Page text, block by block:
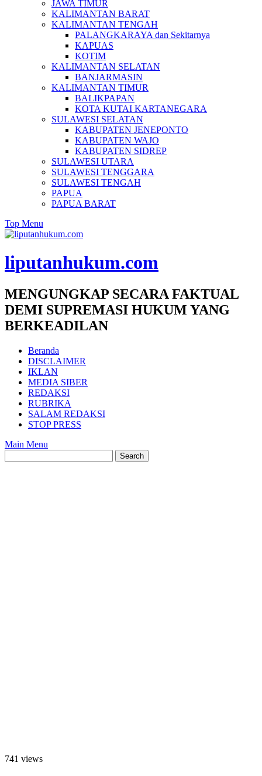
JAWA TIMUR
KALIMANTAN BARAT
KALIMANTAN TENGAH
PALANGKARAYA dan Sekitarnya
KAPUAS
KOTIM
KALIMANTAN SELATAN
BANJARMASIN
KALIMANTAN TIMUR
BALIKPAPAN
KOTA KUTAI KARTANEGARA
SULAWESI SELATAN
KABUPATEN JENEPONTO
KABUPATEN WAJO
KABUPATEN SIDREP
SULAWESI UTARA
SULAWESI TENGGARA
SULAWESI TENGAH
PAPUA
PAPUA BARAT
Top Menu
liputanhukum.com
MENGUNGKAP SECARA FAKTUAL
DEMI SUPREMASI HUKUM YANG
BERKEADILAN
Beranda
DISCLAIMER
IKLAN
MEDIA SIBER
REDAKSI
RUBRIKA
SALAM REDAKSI
STOP PRESS
Main Menu
741 views